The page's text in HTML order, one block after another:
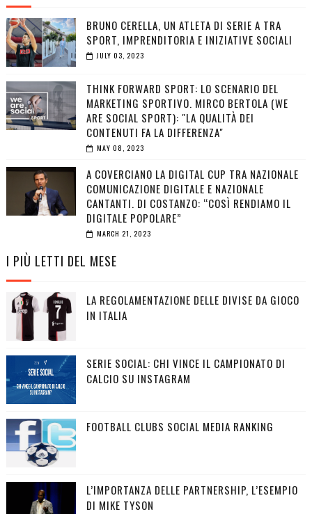
BRUNO CERELLA, UN ATLETA DI SERIE A TRA
SPORT, IMPRENDITORIA E INIZIATIVE SOCIALI
JULY 03, 2023
THINK FORWARD SPORT: LO SCENARIO DEL
MARKETING SPORTIVO. MIRCO BERTOLA (WE
ARE SOCIAL SPORT): "LA QUALITÀ DEI
CONTENUTI FA LA DIFFERENZA"
MAY 08, 2023
A COVERCIANO LA DIGITAL CUP TRA NAZIONALE
COMUNICAZIONE DIGITALE E NAZIONALE
CANTANTI. DI COSTANZO: “COSÌ RENDIAMO IL
DIGITALE POPOLARE”
MARCH 21, 2023
I PIÙ LETTI DEL MESE
LA REGOLAMENTAZIONE DELLE DIVISE DA GIOCO
IN ITALIA
SERIE SOCIAL: CHI VINCE IL CAMPIONATO DI
CALCIO SU INSTAGRAM
FOOTBALL CLUBS SOCIAL MEDIA RANKING
L’IMPORTANZA DELLE PARTNERSHIP, L’ESEMPIO
DI MIKE TYSON